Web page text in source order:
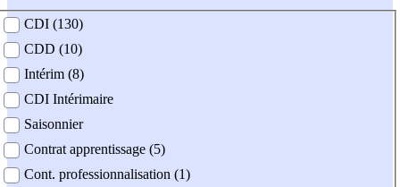
contrat
CDI (130)
CDD (10)
Intérim (8)
CDI Intérimaire
Saisonnier
Contrat apprentissage (5)
Cont. professionnalisation (1)